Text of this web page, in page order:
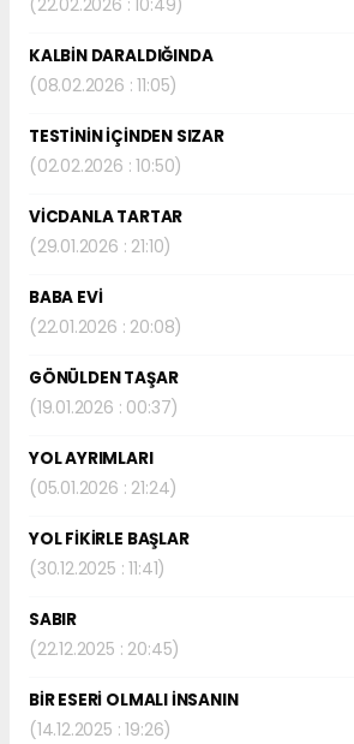
(22.02.2026 : 10:49)
KALBİN DARALDIĞINDA
(08.02.2026 : 11:05)
TESTİNİN İÇİNDEN SIZAR
(02.02.2026 : 10:50)
VİCDANLA TARTAR
(29.01.2026 : 21:10)
BABA EVİ
(22.01.2026 : 20:08)
GÖNÜLDEN TAŞAR
(19.01.2026 : 00:37)
YOL AYRIMLARI
(05.01.2026 : 21:24)
YOL FİKİRLE BAŞLAR
(30.12.2025 : 11:41)
SABIR
(22.12.2025 : 20:45)
BİR ESERİ OLMALI İNSANIN
(14.12.2025 : 19:26)